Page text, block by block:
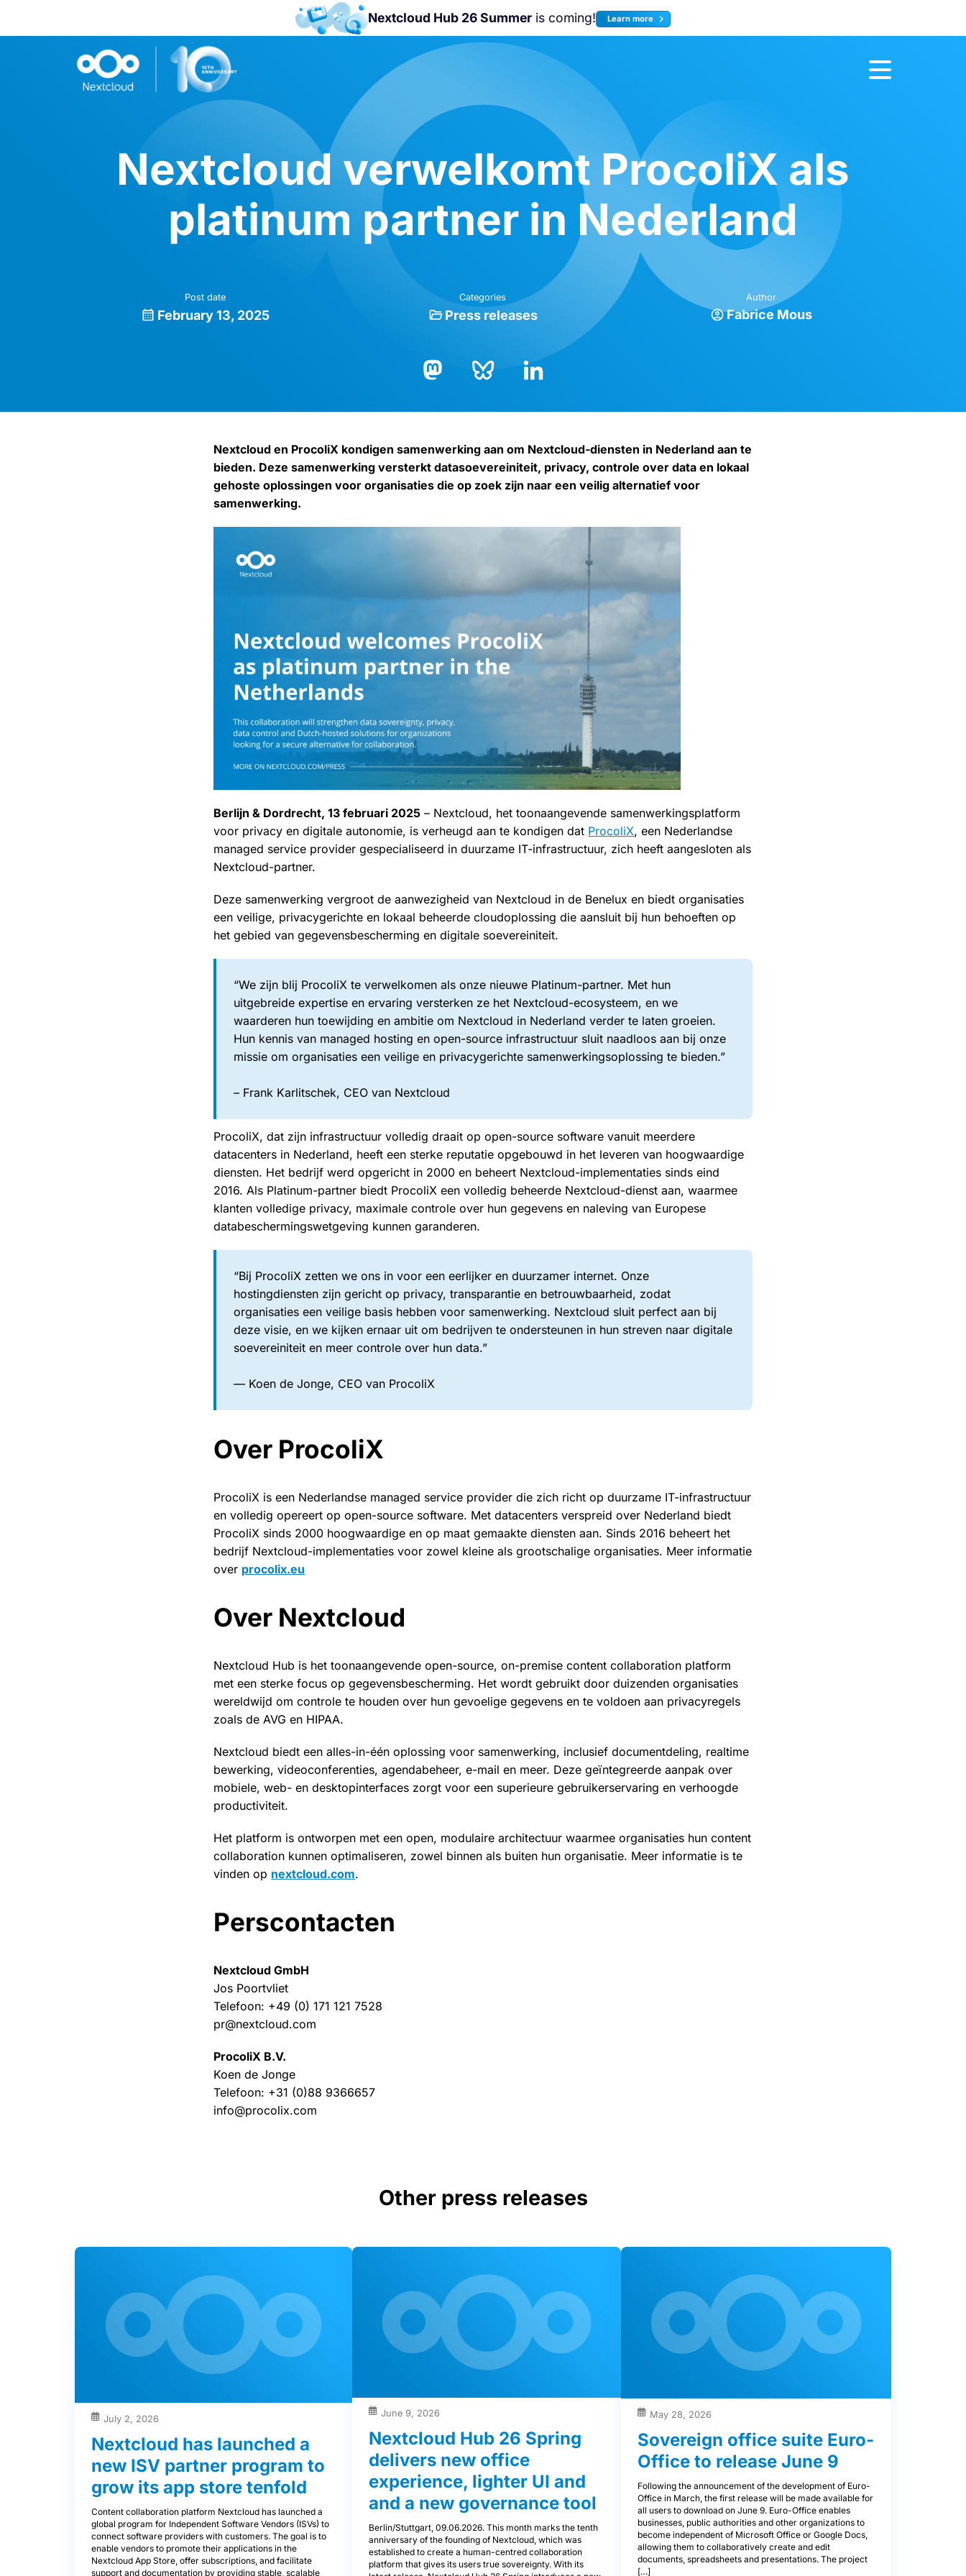
Nextcloud Hub 26 Summer is coming! Learn more
Nextcloud Community
Nextcloud verwelkomt ProcoliX als
platinum partner in Nederland
Post date
February 13, 2025
Categories
Press releases
Author
Fabrice Mous
Nextcloud en ProcoliX kondigen samenwerking aan om Nextcloud-diensten in Nederland aan te
bieden. Deze samenwerking versterkt datasoevereiniteit, privacy, controle over data en lokaal
gehoste oplossingen voor organisaties die op zoek zijn naar een veilig alternatief voor
samenwerking.
Berlijn & Dordrecht, 13 februari 2025 – Nextcloud, het toonaangevende samenwerkingsplatform
voor privacy en digitale autonomie, is verheugd aan te kondigen dat ProcoliX, een Nederlandse
managed service provider gespecialiseerd in duurzame IT-infrastructuur, zich heeft aangesloten als
Nextcloud-partner.
Deze samenwerking vergroot de aanwezigheid van Nextcloud in de Benelux en biedt organisaties
een veilige, privacygerichte en lokaal beheerde cloudoplossing die aansluit bij hun behoeften op
het gebied van gegevensbescherming en digitale soevereiniteit.
“We zijn blij ProcoliX te verwelkomen als onze nieuwe Platinum-partner. Met hun
uitgebreide expertise en ervaring versterken ze het Nextcloud-ecosysteem, en we
waarderen hun toewijding en ambitie om Nextcloud in Nederland verder te laten groeien.
Hun kennis van managed hosting en open-source infrastructuur sluit naadloos aan bij onze
missie om organisaties een veilige en privacygerichte samenwerkingsoplossing te bieden.”
– Frank Karlitschek, CEO van Nextcloud
ProcoliX, dat zijn infrastructuur volledig draait op open-source software vanuit meerdere
datacenters in Nederland, heeft een sterke reputatie opgebouwd in het leveren van hoogwaardige
diensten. Het bedrijf werd opgericht in 2000 en beheert Nextcloud-implementaties sinds eind
2016. Als Platinum-partner biedt ProcoliX een volledig beheerde Nextcloud-dienst aan, waarmee
klanten volledige privacy, maximale controle over hun gegevens en naleving van Europese
databeschermingswetgeving kunnen garanderen.
“Bij ProcoliX zetten we ons in voor een eerlijker en duurzamer internet. Onze
hostingdiensten zijn gericht op privacy, transparantie en betrouwbaarheid, zodat
organisaties een veilige basis hebben voor samenwerking. Nextcloud sluit perfect aan bij
deze visie, en we kijken ernaar uit om bedrijven te ondersteunen in hun streven naar digitale
soevereiniteit en meer controle over hun data.”
— Koen de Jonge, CEO van ProcoliX
Over ProcoliX
ProcoliX is een Nederlandse managed service provider die zich richt op duurzame IT-infrastructuur
en volledig opereert op open-source software. Met datacenters verspreid over Nederland biedt
ProcoliX sinds 2000 hoogwaardige en op maat gemaakte diensten aan. Sinds 2016 beheert het
bedrijf Nextcloud-implementaties voor zowel kleine als grootschalige organisaties. Meer informatie
over procolix.eu
Over Nextcloud
Nextcloud Hub is het toonaangevende open-source, on-premise content collaboration platform
met een sterke focus op gegevensbescherming. Het wordt gebruikt door duizenden organisaties
wereldwijd om controle te houden over hun gevoelige gegevens en te voldoen aan privacyregels
zoals de AVG en HIPAA.
Nextcloud biedt een alles-in-één oplossing voor samenwerking, inclusief documentdeling, realtime
bewerking, videoconferenties, agendabeheer, e-mail en meer. Deze geïntegreerde aanpak over
mobiele, web- en desktopinterfaces zorgt voor een superieure gebruikerservaring en verhoogde
productiviteit.
Het platform is ontworpen met een open, modulaire architectuur waarmee organisaties hun content
collaboration kunnen optimaliseren, zowel binnen als buiten hun organisatie. Meer informatie is te
vinden op nextcloud.com.
Perscontacten
Nextcloud GmbH
Jos Poortvliet
Telefoon: +49 (0) 171 121 7528
pr@nextcloud.com
ProcoliX B.V.
Koen de Jonge
Telefoon: +31 (0)88 9366657
info@procolix.com
Other press releases
July 2, 2026
Nextcloud has launched a
new ISV partner program to
grow its app store tenfold
Content collaboration platform Nextcloud has launched a
global program for Independent Software Vendors (ISVs) to
connect software providers with customers. The goal is to
enable vendors to promote their applications in the
Nextcloud App Store, offer subscriptions, and facilitate
support and documentation by providing stable, scalable
June 9, 2026
Nextcloud Hub 26 Spring
delivers new office
experience, lighter UI and
and a new governance tool
Berlin/Stuttgart, 09.06.2026. This month marks the tenth
anniversary of the founding of Nextcloud, which was
established to create a human-centred collaboration
platform that gives its users true sovereignty. With its
May 28, 2026
Sovereign office suite Euro-
Office to release June 9
Following the announcement of the development of Euro-
Office in March, the first release will be made available for
all users to download on June 9. Euro-Office enables
businesses, public authorities and other organizations to
become independent of Microsoft Office or Google Docs,
allowing them to collaboratively create and edit
documents, spreadsheets and presentations. The project
[…]